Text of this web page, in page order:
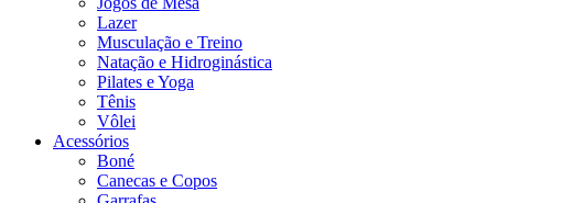
Lazer
Musculação e Treino
Natação e Hidroginástica
Pilates e Yoga
Tênis
Vôlei
Acessórios
Boné
Canecas e Copos